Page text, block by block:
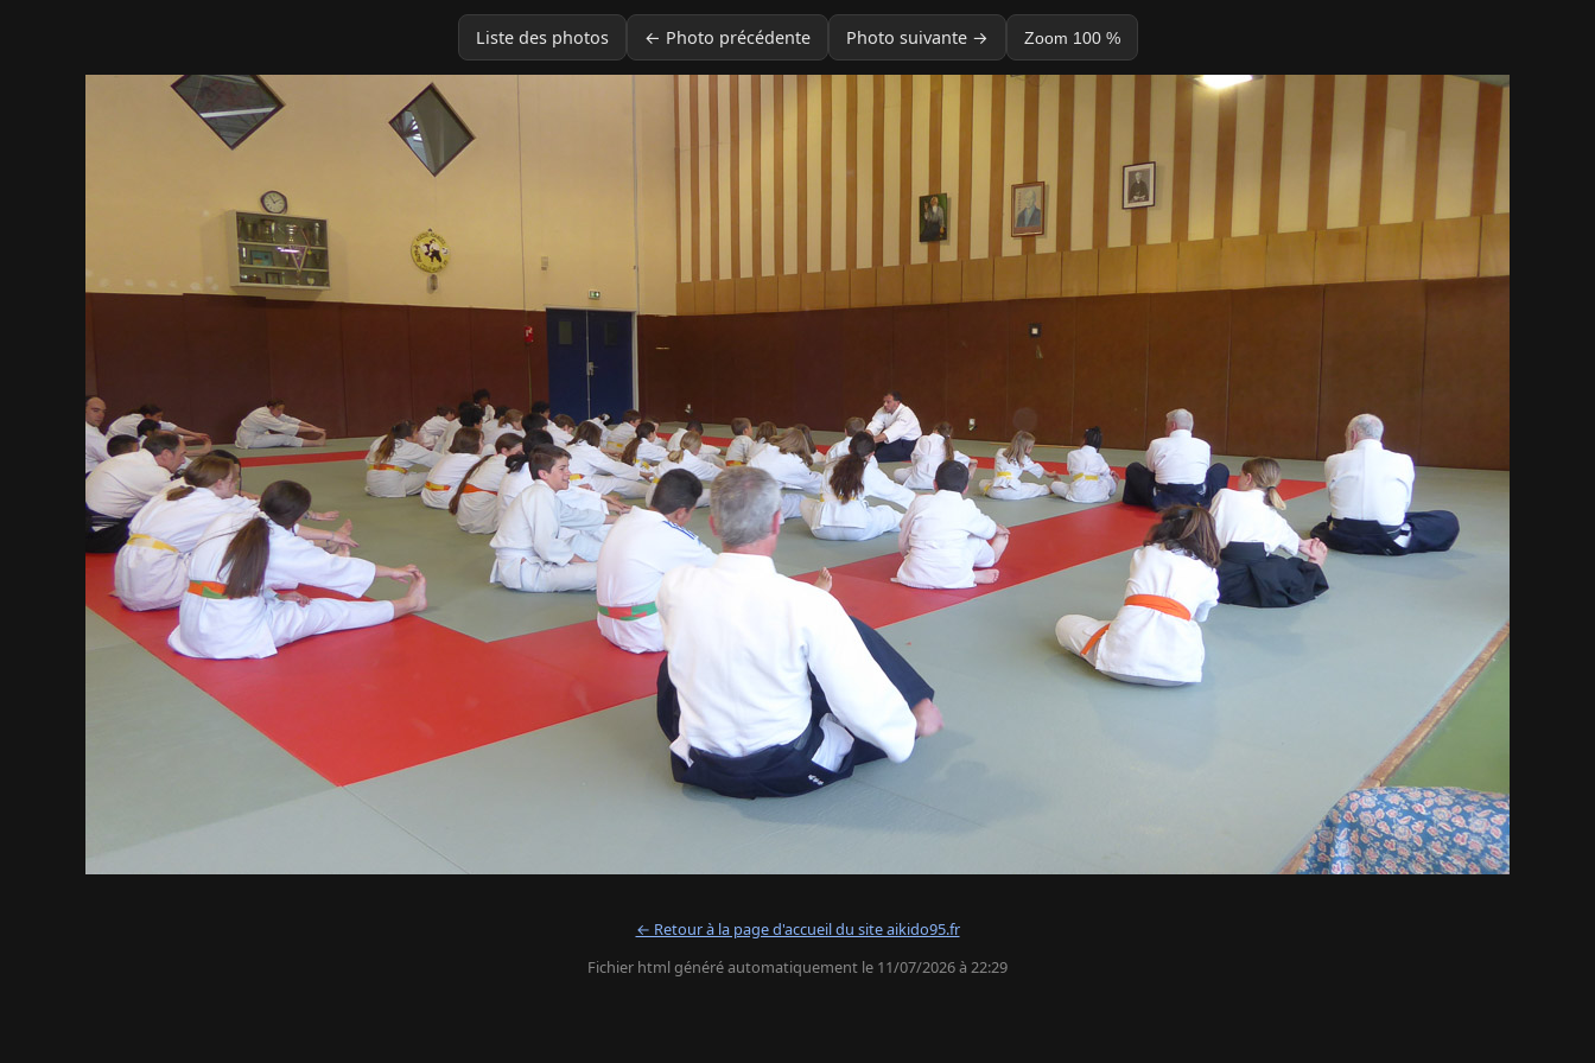
Liste des photos ← Photo précédente Photo suivante → Zoom 100 %
← Retour à la page d'accueil du site aikido95.fr
Fichier html généré automatiquement le 11/07/2026 à 22:29